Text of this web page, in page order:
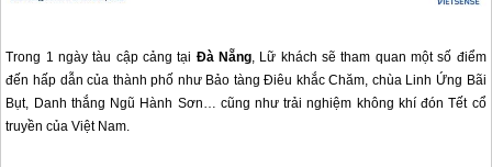
Trong 1 ngày tàu cập cảng tại Đà Nẵng, Lữ khách sẽ tham quan một số điểm
đến hấp dẫn của thành phố như Bảo tàng Điêu khắc Chăm, chùa Linh Ứng Bãi
Bụt, Danh thắng Ngũ Hành Sơn… cũng như trải nghiệm không khí đón Tết cổ
truyền của Việt Nam.